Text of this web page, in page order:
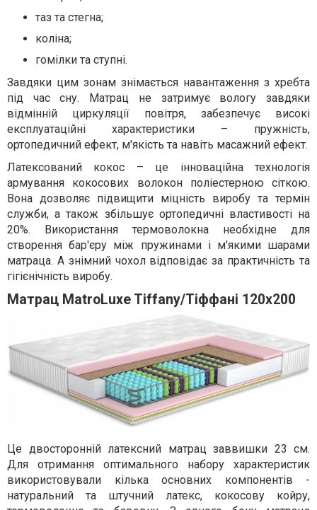
таз та стегна;
коліна;
гомілки та ступні.
Завдяки цим зонам знімається навантаження з хребта
під час сну. Матрац не затримує вологу завдяки
відмінній циркуляції повітря, забезпечує високі
експлуатаційні характеристики – пружність,
ортопедичний ефект, м'якість та навіть масажний ефект.
Латексований кокос – це інноваційна технологія
армування кокосових волокон поліестерною сіткою.
Вона дозволяє підвищити міцність виробу та термін
служби, а також збільшує ортопедичні властивості на
20%. Використання термоволокна необхідне для
створення бар'єру між пружинами і м'якими шарами
матраца. А знімний чохол відповідає за практичність та
гігієнічність виробу.
Матрац MatroLuxe Tiffany/Тіффані 120x200
Це двосторонній латексний матрац заввишки 23 см.
Для отримання оптимального набору характеристик
використовували кілька основних компонентів -
натуральний та штучний латекс, кокосову койру,